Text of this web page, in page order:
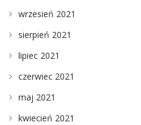
wrzesień 2021
sierpień 2021
lipiec 2021
czerwiec 2021
maj 2021
kwiecień 2021